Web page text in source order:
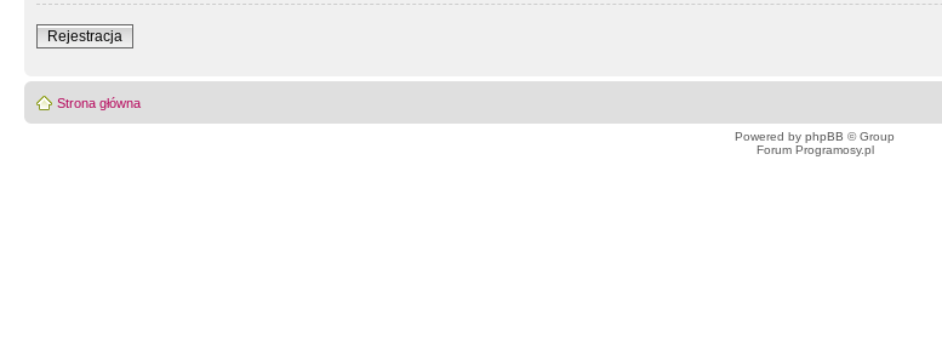
Rejestracja
Strona główna
Powered by phpBB © Group
Forum Programosy.pl